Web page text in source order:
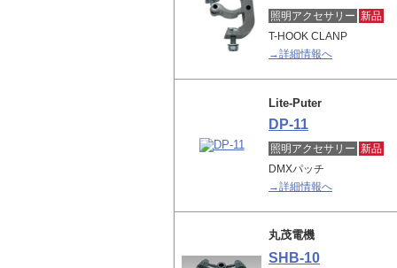
照明アクセサリー 新品
T-HOOK CLANP
→詳細情報へ
Lite-Puter
DP-11
照明アクセサリー 新品
DMXパッチ
→詳細情報へ
丸茂電機
SHB-10